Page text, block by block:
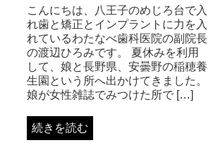
こんにちは、八王子のめじろ台で入
れ歯と矯正とインプラントに力を入
れているわたなべ歯科医院の副院長
の渡辺ひろみです。 夏休みを利用
して、娘と長野県、安曇野の稲穂養
生園という所へ出かけてきました。
娘が女性雑誌でみつけた所で […]
続きを読む